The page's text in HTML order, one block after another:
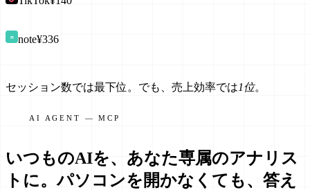
n note¥336
セッション数では最下位。でも、売上効率では1位。
AI AGENT — MCP
いつものAIを、あなた専属のアナリス
トに。パソコンを開かなくても、答え